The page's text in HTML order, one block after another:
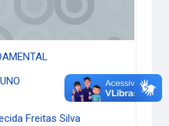
Freitas Silva